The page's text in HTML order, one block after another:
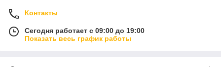
Контакты
Сегодня работает с 09:00 до 19:00
Показать весь график работы